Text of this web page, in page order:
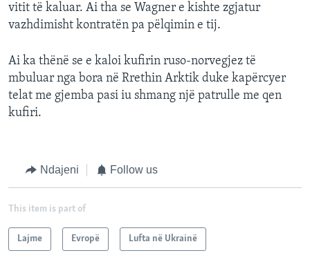
vitit të kaluar. Ai tha se Wagner e kishte zgjatur
vazhdimisht kontratën pa pëlqimin e tij.
Ai ka thënë se e kaloi kufirin ruso-norvegjez të
mbuluar nga bora në Rrethin Arktik duke kapërcyer
telat me gjemba pasi iu shmang një patrulle me qen
kufiri.
Ndajeni Follow us
This item is part of
Lajme Evropë Lufta në Ukrainë